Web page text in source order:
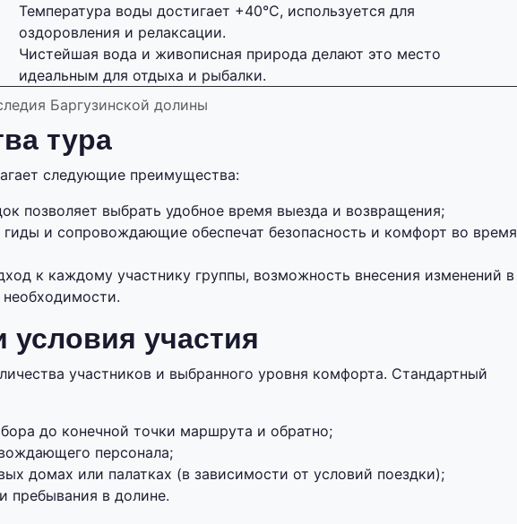
Баргузинской долины
Температура воды достигает +40°C, используется для
оздоровления и релаксации.
Чистейшая вода и живописная природа делают это место
идеальным для отдыха и рыбалки.
тура
следующие преимущества:
позволяет выбрать удобное время выезда и возвращения;
и сопровождающие обеспечат безопасность и комфорт во время
к каждому участнику группы, возможность внесения изменений в
условия участия
участников и выбранного уровня комфорта. Стандартный
до конечной точки маршрута и обратно;
персонала;
домах или палатках (в зависимости от условий поездки);
пребывания в долине.